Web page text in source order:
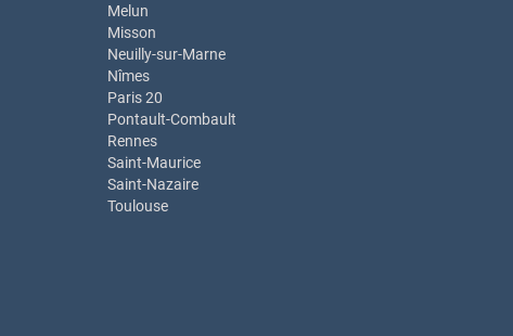
Melun
Misson
Neuilly-sur-Marne
Nîmes
Paris 20
Pontault-Combault
Rennes
Saint-Maurice
Saint-Nazaire
Toulouse